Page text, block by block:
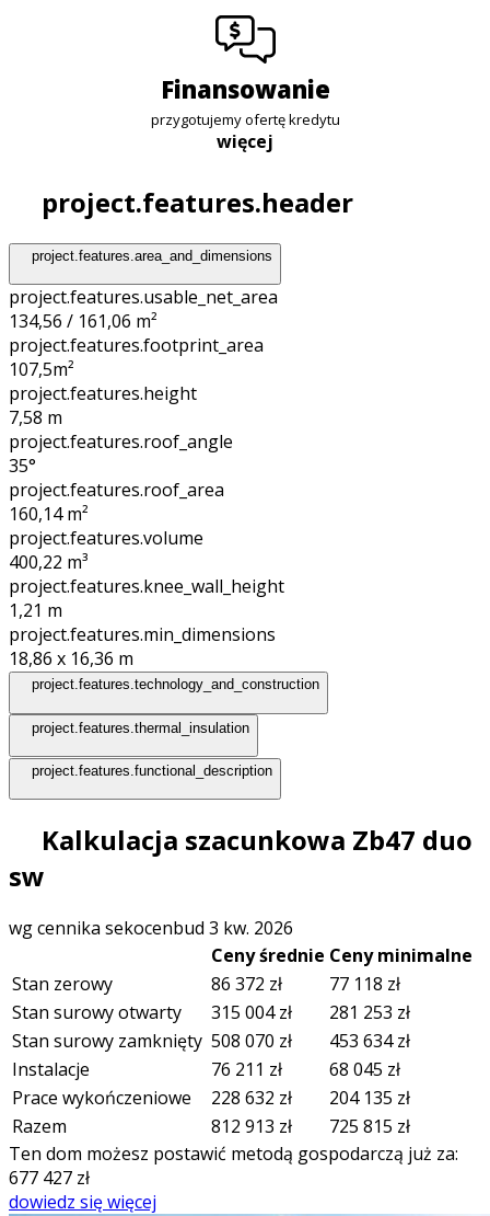
finansowanie
przygotujemy ofertę kredytu
więcej
project.features.header
project.features.area_and_dimensions
project.features.usable_net_area
134,56 / 161,06 m²
project.features.footprint_area
107,5m²
project.features.height
7,58 m
project.features.roof_angle
35°
project.features.roof_area
160,14m²
project.features.volume
400,22 m³
project.features.knee_wall_height
1,21 m
project.features.min_dimensions
18,86 x 16,36 m
project.features.technology_and_construction
project.features.thermal_insulation
project.features.functional_description
Kalkulacja szacunkowa Zb47 duo
sw
wg cennika sekocenbud 3 kw. 2026
Ceny średnie Ceny minimalne
Stan zerowy
86 372 zł 77 118 zł
Stan surowy otwarty
315 004zł 281 253 zł
Stan surowy zamknięty 508 070 zł 453 634zł
Instalacje
76 211 zł 68 045 zł
Prace wykończeniowe
228 632 zł 204 135 zł
Razem
812 913 zł 725 815 zł
Ten dom możesz postawić metodą gospodarczą już za:
677 427 zł
dowiedz się więcej